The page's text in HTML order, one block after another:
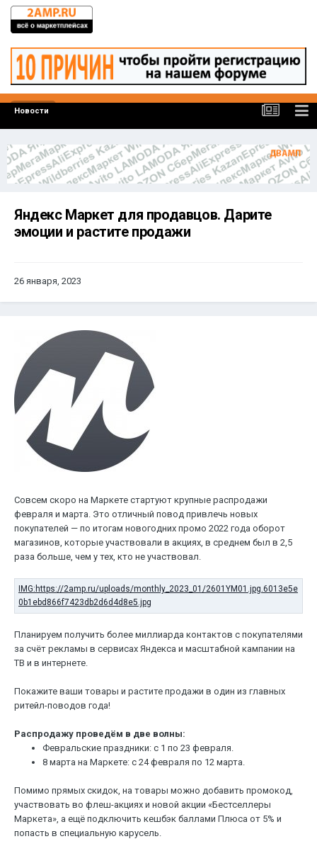
Новости
Яндекс Маркет для продавцов. Дарите
эмоции и растите продажи
26 января, 2023
Совсем скоро на Маркете стартуют крупные распродажи
февраля и марта. Это отличный повод привлечь новых
покупателей — по итогам новогодних промо 2022 года оборот
магазинов, которые участвовали в акциях, в среднем был в 2,5
раза больше, чем у тех, кто не участвовал.
Планируем получить более миллиарда контактов с покупателями
за счёт рекламы в сервисах Яндекса и масштабной кампании на
ТВ и в интернете.
Покажите ваши товары и растите продажи в один из главных
ритейл-поводов года!
Распродажу проведём в две волны:
Февральские праздники: с 1 по 23 февраля.
8 марта на Маркете: с 24 февраля по 12 марта.
Помимо прямых скидок, на товары можно добавить промокод,
участвовать во флеш-акциях и новой акции «Бестселлеры
Маркета», а ещё подключить кешбэк баллами Плюса от 5% и
попасть в специальную карусель.